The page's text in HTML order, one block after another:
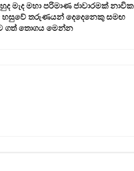
මැද මහා පරිමාණ ජාවාරමක් නාවික
හසුවේ තරුණයන් දෙදෙනෙකු සමඟ
ගත් තොගය මෙන්න